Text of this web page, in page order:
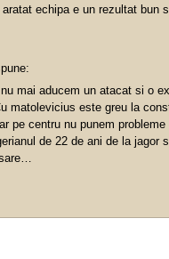
echipa e un rezultat bun
nu mai aducem un atacat si o
matolevicius este greu la
pe centru nu punem
de 22 de ani de la jagor